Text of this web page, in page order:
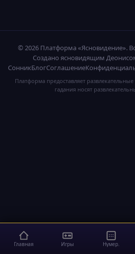
© 2026 Платформа «Ясновидение».
Создано ясновидящим
СонникБлогСоглашение
Платформа предоставляет развлекательные
гадания носят
Главная Игры Нумер.